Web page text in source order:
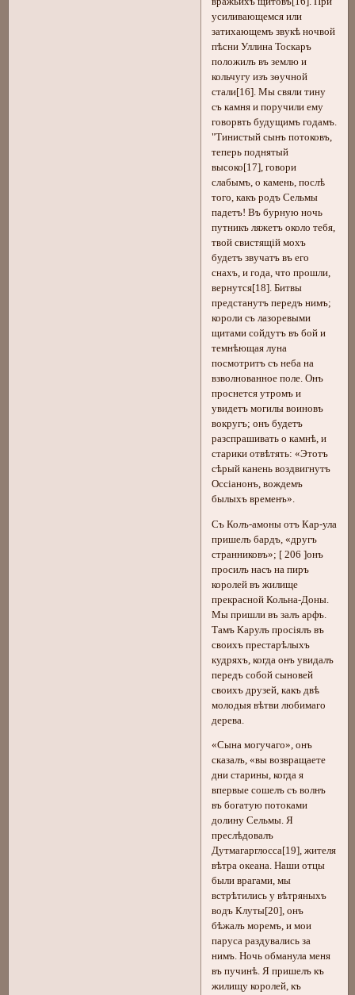
усиливающемся или
затихающемъ звукѣ ночвой
пѣсни Уллина Тоскаръ
положилъ въ землю и
кольчугу изъ зѳучной
стали[16]. Мы свяли тину
съ камня и поручили ему
говорвть будущимъ годамъ.
"Тинистый сынъ потоковъ,
теперь поднятый
высоко[17], говори
слабымъ, о камень, послѣ
того, какъ родъ Сельмы
падетъ! Въ бурную ночь
путникъ ляжетъ около тебя,
твой свистящій мохъ
будетъ звучатъ въ его
снахъ, и года, что прошли,
вернутся[18]. Битвы
предстанутъ передъ нимъ;
короли съ лазоревыми
щитами сойдутъ въ бой и
темнѣющая луна
посмотритъ съ неба на
взволнованное поле. Онъ
проснется утромъ и
увидетъ могилы воиновъ
вокругъ; онъ будетъ
разспрашивать о камнѣ, и
старики отвѣтять: «Этотъ
сѣрый канень воздвигнутъ
Оссіанонъ, вождемъ
былыхъ временъ».
Съ Колъ-амоны отъ Кар-ула
пришелъ бардъ, «другъ
странниковъ»; [ 206 ]онъ
просилъ насъ на пиръ
королей въ жилище
прекрасной Кольна-Доны.
Мы пришли въ залъ арфъ.
Тамъ Карулъ просіялъ въ
своихъ престарѣлыхъ
кудряхъ, когда онъ увидалъ
передъ собой сыновей
своихъ друзей, какъ двѣ
молодыя вѣтви любимаго
дерева.
«Сына могучаго», онъ
сказалъ, «вы возвращаете
дни старины, когда я
впервые сошелъ съ волнъ
въ богатую потоками
долину Сельмы. Я
преслѣдовалъ
Дутмагарглосса[19], жителя
вѣтра океана. Наши отцы
были врагами, мы
встрѣтились у вѣтряныхъ
водъ Клуты[20], онъ
бѣжалъ моремъ, и мои
паруса раздувались за
нимъ. Ночь обманула меня
въ пучинѣ. Я пришелъ къ
жилищу королей, къ